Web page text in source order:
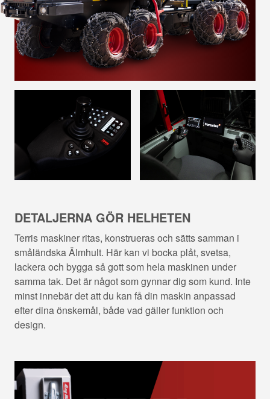
DETALJERNA GÖR HELHETEN
Terris maskiner ritas, konstrueras och sätts samman i
småländska Älmhult. Här kan vi bocka plåt, svetsa,
lackera och bygga så gott som hela maskinen under
samma tak. Det är något som gynnar dig som kund. Inte
minst innebär det att du kan få din maskin anpassad
efter dina önskemål, både vad gäller funktion och
design.